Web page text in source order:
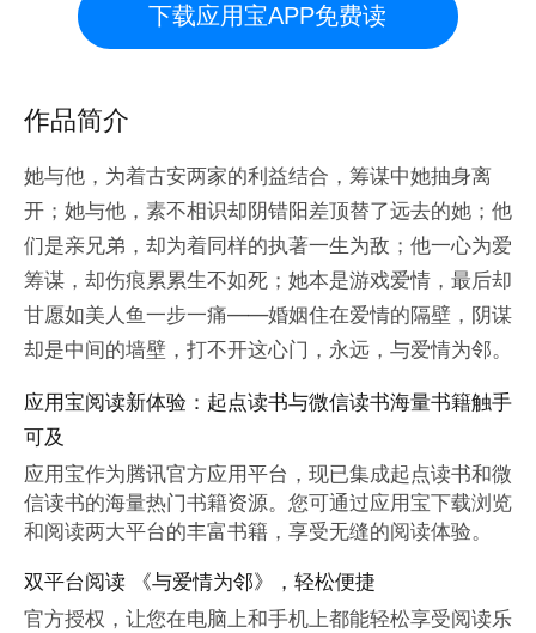
下载应用宝APP免费读
作品简介
她与他，为着古安两家的利益结合，筹谋中她抽身离
开；她与他，素不相识却阴错阳差顶替了远去的她；他
们是亲兄弟，却为着同样的执著一生为敌；他一心为爱
筹谋，却伤痕累累生不如死；她本是游戏爱情，最后却
甘愿如美人鱼一步一痛——婚姻住在爱情的隔壁，阴谋
却是中间的墙壁，打不开这心门，永远，与爱情为邻。
应用宝阅读新体验：起点读书与微信读书海量书籍触手
可及
应用宝作为腾讯官方应用平台，现已集成起点读书和微
信读书的海量热门书籍资源。您可通过应用宝下载浏览
和阅读两大平台的丰富书籍，享受无缝的阅读体验。
双平台阅读 《与爱情为邻》，轻松便捷
官方授权，让您在电脑上和手机上都能轻松享受阅读乐